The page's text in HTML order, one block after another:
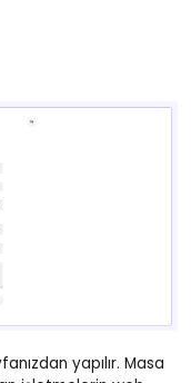
yapılır. Masa